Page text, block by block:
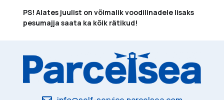
PS! Alates juulist on võimalik voodilinadele lisaks
pesumajja saata ka kõik rätikud!